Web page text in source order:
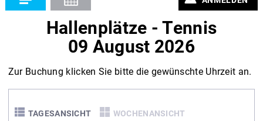
Hallenplätze - Tennis
09 August 2026
Zur Buchung klicken Sie bitte die gewünschte Uhrzeit an.
TAGESANSICHT WOCHENANSICHT